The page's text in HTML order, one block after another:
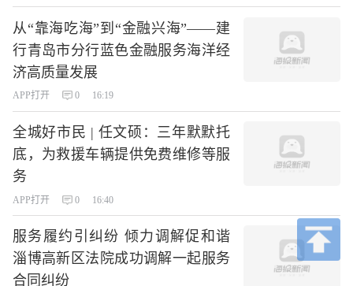
从“靠海吃海”到“金融兴海”——建
行青岛市分行蓝色金融服务海洋经
济高质量发展
APP打开 0 16:19
全城好市民 | 任文硕：三年默默托
底，为救援车辆提供免费维修等服
务
APP打开 0 16:40
服务履约引纠纷 倾力调解促和谐
淄博高新区法院成功调解一起服务
合同纠纷